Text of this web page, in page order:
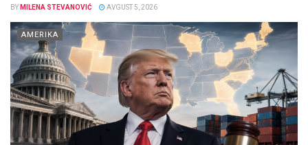
BY MILENA STEVANOVIĆ AVGUST 5, 2026
AMERIKA